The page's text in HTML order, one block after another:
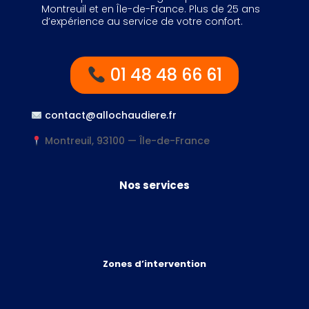
Montreuil et en Île-de-France. Plus de 25 ans
d’expérience au service de votre confort.
01 48 48 66 61
contact@allochaudiere.fr
Montreuil, 93100 — Île-de-France
Nos services
Zones d’intervention